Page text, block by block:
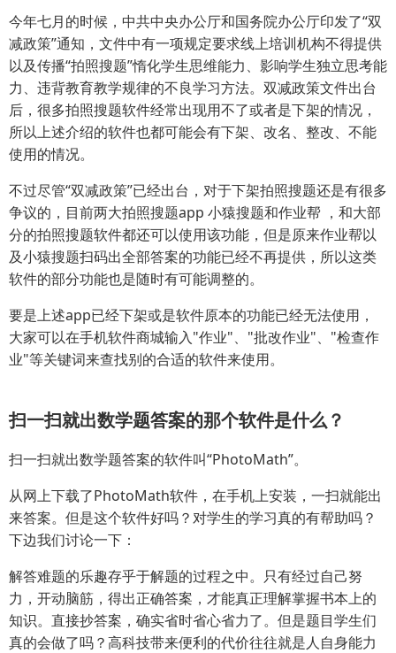
今年七月的时候，中共中央办公厅和国务院办公厅印发了“双
减政策”通知，文件中有一项规定要求线上培训机构不得提供
以及传播“拍照搜题”惰化学生思维能力、影响学生独立思考能
力、违背教育教学规律的不良学习方法。双减政策文件出台
后，很多拍照搜题软件经常出现用不了或者是下架的情况，
所以上述介绍的软件也都可能会有下架、改名、整改、不能
使用的情况。
不过尽管“双减政策”已经出台，对于下架拍照搜题还是有很多
争议的，目前两大拍照搜题app 小猿搜题和作业帮 ，和大部
分的拍照搜题软件都还可以使用该功能，但是原来作业帮以
及小猿搜题扫码出全部答案的功能已经不再提供，所以这类
软件的部分功能也是随时有可能调整的。
要是上述app已经下架或是软件原本的功能已经无法使用，
大家可以在手机软件商城输入"作业"、"批改作业"、"检查作
业"等关键词来查找别的合适的软件来使用。
扫一扫就出数学题答案的那个软件是什么？
扫一扫就出数学题答案的软件叫“PhotoMath”。
从网上下载了PhotoMath软件，在手机上安装，一扫就能出
来答案。但是这个软件好吗？对学生的学习真的有帮助吗？
下边我们讨论一下：
解答难题的乐趣存乎于解题的过程之中。只有经过自己努
力，开动脑筋，得出正确答案，才能真正理解掌握书本上的
知识。直接抄答案，确实省时省心省力了。但是题目学生们
真的会做了吗？高科技带来便利的代价往往就是人自身能力